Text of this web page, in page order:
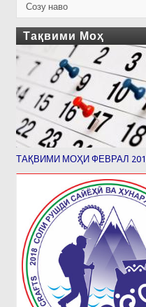
Созу наво
Тақвими Моҳ
ТАҚВИМИ МОҲИ ФЕВРАЛ